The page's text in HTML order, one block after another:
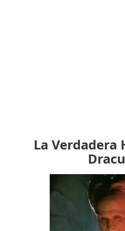
La Verdadera